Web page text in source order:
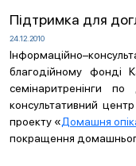
Підтримка для
24.12.2010
благодійному фонді
семінаритренінги
консультативний
проекту «Домашня
покращення